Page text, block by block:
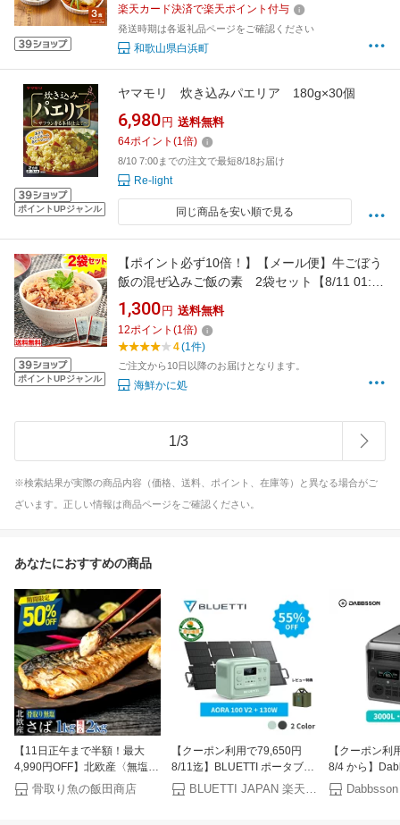
楽天カード決済で楽天ポイント付与
発送時期は各返礼品ページをご確認ください
和歌山県白浜町
ポイントUPジャンル
ヤマモリ 炊き込みパエリア 180g×30個
6,980 円 送料無料
64ポイント (1倍)
8/10 7:00までの注文で最短8/18お届け
Re-light
同じ商品を安い順で見る
ポイントUPジャンル
【ポイント必ず10倍！】【メール便】牛ごぼう
飯の混ぜ込みご飯の素 2袋セット【8/11 01:59
迄エントリーで】
1,300 円 送料無料
12ポイント (1倍)
4(1件)
ご注文から10日以降のお届けとなります。
海鮮かに処
1/3
※検索結果が実際の商品内容（価格、送料、ポイント、在庫等）と異なる場合がご
ざいます。正しい情報は商品ページをご確認ください。
あなたにおすすめの商品
【11日正午まで半額！最大
4,990円OFF】北欧産〈無塩〉
訳あり 骨取り さば（選べる
1kg・2kg）｜骨なし 骨抜き
骨取り魚の飯田商店
【クーポン利用で79,650円
8/11迄】BLUETTI ポータブル
電源 ソーラーパネル セット
AORA 100 V2+130W コンパ
BLUETTI JAPAN 楽天市場店
【クーポン利
8/4 から】
ポータブル電
半固体リン酸
Dabbsson